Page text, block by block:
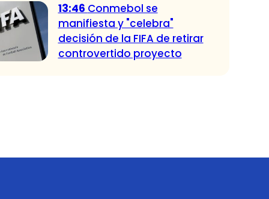
13:46 Conmebol se
manifiesta y "celebra"
decisión de la FIFA de retirar
controvertido proyecto